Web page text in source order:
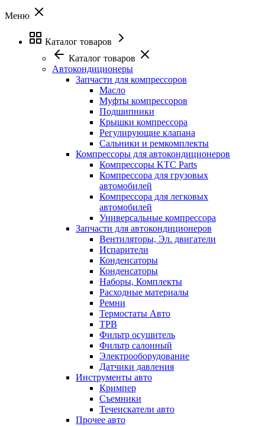
Меню
Каталог товаров
Каталог товаров
Автокондиционеры
Запчасти для компрессоров
Масло
Муфты компрессоров
Подшипники
Крышки компрессора
Регулирующие клапана
Сальники и ремкомплекты
Компрессоры для автокондиционеров
Компрессоры KTC Parts
Компрессора для грузовых
автомобилей
Компрессора для легковых
автомобилей
Универсальные компрессора
Запчасти для автокондиционеров
Вентиляторы, Эл. двигатели
Испарители
Конденсаторы
Конденсаторы
Наборы, Комплекты
Расходные материалы
Ремни
Термостаты Авто
ТРВ
Фильтр осушитель
Фильтр салонный
Электрооборудование
Датчики давления
Инструменты авто
Кримпер
Съемники
Течеискатели авто
Прочее авто